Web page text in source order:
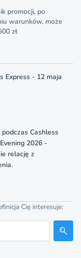
promocji, po
warunków, może
zł
Express - 12 maja
podczas Cashless
2026 -
relację z
Cię interesuje: